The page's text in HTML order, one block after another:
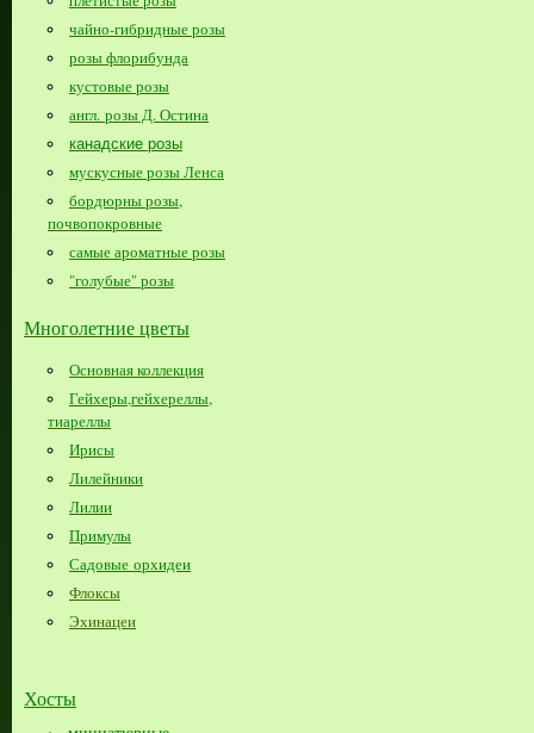
чайно-гибридные розы
розы флорибунда
кустовые розы
англ. розы Д. Остина
канадские розы
мускусные розы Ленса
бордюрны розы,
почвопокровные
самые ароматные розы
"голубые" розы
Многолетние цветы
Основная коллекция
Гейхеры,гейхереллы,
тиареллы
Ирисы
Лилейники
Лилии
Примулы
Садовые орхидеи
Флоксы
Эхинацеи
Хосты